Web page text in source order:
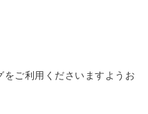
ご利用くださいますようお